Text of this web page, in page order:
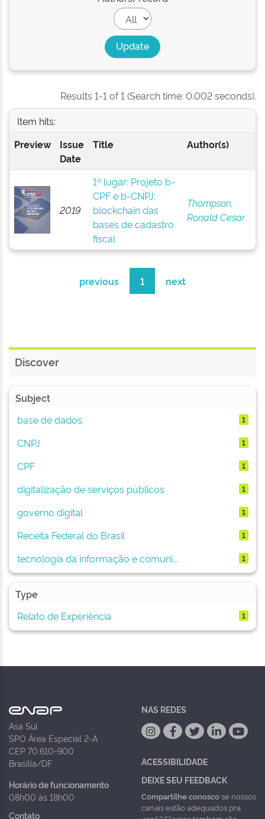
Results 1-1 of 1 (Search time: 0.002 seconds).
Item hits:
Preview
Issue
Date
Title Author(s)
2019
1º lugar: Projeto b-
CPF e b-CNPJ:
blockchain das
bases de cadastro
fiscal
Thompson,
Ronald Cesar
previous 1 next
Discover
Subject
base de dados
1
CNPJ 1
CPF 1
digitalização de serviços públicos 1
governo digital 1
Receita Federal do Brasil 1
tecnologia da informação e comuni... 1
Type
Relato de Experiência
1
Asa Sul
SPO Área Especial 2-A
CEP 70.610-900
Brasília/DF
Horário de funcionamento
08h00 às 18h00
Contato
NAS REDES
ACESSIBILIDADE
DEIXE SEU FEEDBACK
Compartilhe conoscose nossos
canais estão adequados pra